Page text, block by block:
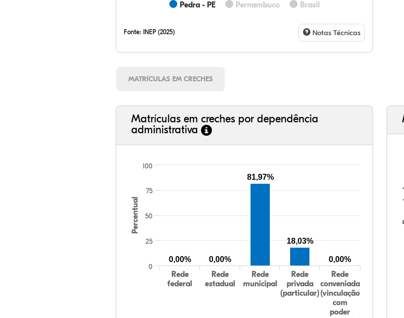
Pedra - PE Pernambuco Brasil
Fonte: INEP (2025) Notas Técnicas
MATRÍCULAS EM CRECHES
Matrículas em creches por dependência
administrativa
Percentual
Rede
federal
Rede
estadual
Rede
municipal
Rede
privada
(particular)
Rede
conveniada
(vinculação
com
poder
0
100
25
50
75
0,00% 0,00%
81,97%
18,03%
0,00%